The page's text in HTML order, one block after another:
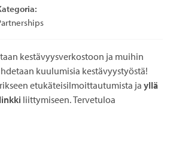
kestävyysverkostoon ja muihin
kuulumisia kestävyystyöstä!
etukäteisilmoittautumista ja yllä
liittymiseen. Tervetuloa